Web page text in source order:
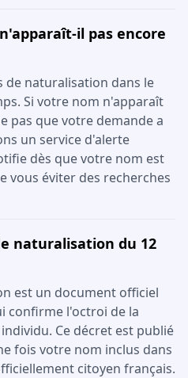
il pas encore
de naturalisation dans le
Si votre nom n'apparaît
pas que votre demande a
un service d'alerte
dès que votre nom est
vous éviter des recherches
naturalisation du 12
est un document officiel
confirme l'octroi de la
Ce décret est publié
fois votre nom inclus dans
citoyen français.